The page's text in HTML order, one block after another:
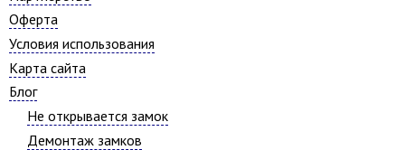
Оферта
Условия использования
Карта сайта
Блог
Не открывается замок
Демонтаж замков